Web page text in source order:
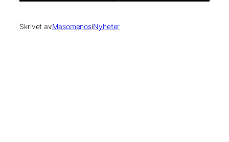
Skrivet avMasomenosiNyheter